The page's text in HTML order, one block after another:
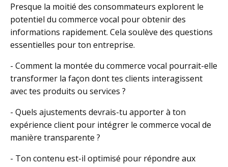
Presque la moitié des consommateurs explorent le
potentiel du commerce vocal pour obtenir des
informations rapidement. Cela soulève des questions
essentielles pour ton entreprise.
- Comment la montée du commerce vocal pourrait-elle
transformer la façon dont tes clients interagissent
avec tes produits ou services ?
- Quels ajustements devrais-tu apporter à ton
expérience client pour intégrer le commerce vocal de
manière transparente ?
- Ton contenu est-il optimisé pour répondre aux